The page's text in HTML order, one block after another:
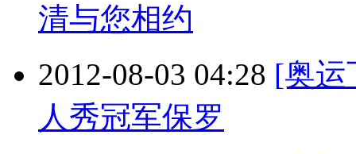
清与您相约
2012-08-03 04:28 [奥运
人秀冠军保罗